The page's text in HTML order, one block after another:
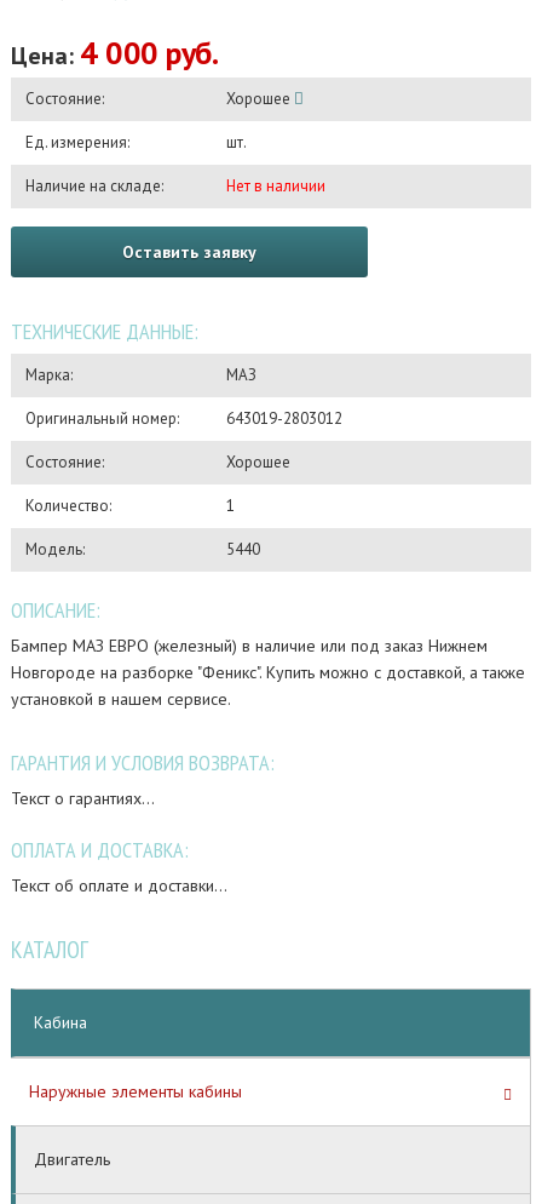
Цена: 4 000 руб.
Состояние: Хорошее
Ед. измерения: шт.
Наличие на складе: Нет в наличии
Оставить заявку
ТЕХНИЧЕСКИЕ ДАННЫЕ:
Марка: МАЗ
Оригинальный номер: 643019-2803012
Состояние: Хорошее
Количество: 1
Модель: 5440
ОПИСАНИЕ:
Бампер МАЗ ЕВРО (железный) в наличие или под заказ Нижнем
Новгороде на разборке "Феникс". Купить можно с доставкой, а также
установкой в нашем сервисе.
ГАРАНТИЯ И УСЛОВИЯ ВОЗВРАТА:
Текст о гарантиях...
ОПЛАТА И ДОСТАВКА:
Текст об оплате и доставки...
КАТАЛОГ
Кабина
Наружные элементы кабины
Двигатель